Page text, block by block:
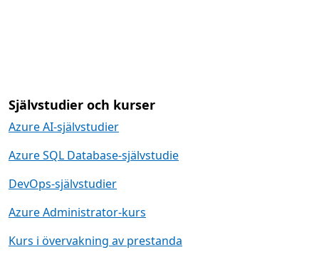
Självstudier och kurser
Azure AI-självstudier
Azure SQL Database-självstudie
DevOps-självstudier
Azure Administrator-kurs
Kurs i övervakning av prestanda